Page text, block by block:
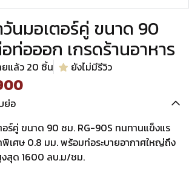
นมอเตอร์คู่ ขนาด 90
ท่อออก เกรดร้านอาหาร
ยแล้ว 20 ชิ้น
ยังไม่มีรีวิว
ย่อ
ร์คู่ ขนาด 90 ซม. RG-90S ทนทานแข็งแร
เศษ 0.8 มม. พร้อมท่อระบายอากาศใหญ่ถึง
สุด 1600 ลบ.ม/ชม.